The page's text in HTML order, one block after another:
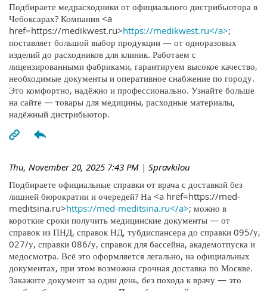
Подбираете медрасходники от официального дистрибьютора в
Чебоксарах? Компания <a
href=https://medikwest.ru>https://medikwest.ru</a>;
поставляет большой выбор продукции — от одноразовых
изделий до расходников для клиник. Работаем с
лицензированными фабриками, гарантируем высокое качество,
необходимые документы и оперативное снабжение по городу.
Это комфортно, надёжно и профессионально. Узнайте больше
на сайте — товары для медицины, расходные материалы,
надёжный дистрибьютор.
Thu, November 20, 2025 7:43 PM | Spravkilou
Подбираете официальные справки от врача с доставкой без
лишней бюрократии и очередей? На <a href=https://med-
meditsina.ru>https://med-meditsina.ru</a>; можно в
короткие сроки получить медицинские документы — от
справок из ПНД, справок НД, тубдиспансера до справки 095/у,
027/у, справки 086/у, справок для бассейна, академотпуска и
медосмотра. Всё это оформляется легально, на официальных
документах, при этом возможна срочная доставка по Москве.
Закажите документ за один день, без похода к врачу — это